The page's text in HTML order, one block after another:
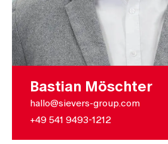
Bastian Möschter
hallo@sievers-group.com
+49 541 9493-1212